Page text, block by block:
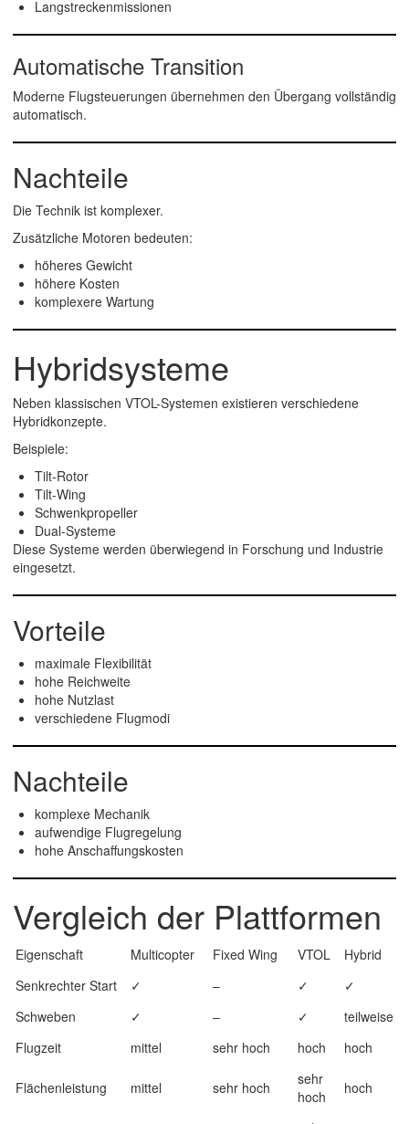
Langstreckenmissionen
Automatische Transition
Moderne Flugsteuerungen übernehmen den Übergang vollständig
automatisch.
Nachteile
Die Technik ist komplexer.
Zusätzliche Motoren bedeuten:
höheres Gewicht
höhere Kosten
komplexere Wartung
Hybridsysteme
Neben klassischen VTOL-Systemen existieren verschiedene
Hybridkonzepte.
Beispiele:
Tilt-Rotor
Tilt-Wing
Schwenkpropeller
Dual-Systeme
Diese Systeme werden überwiegend in Forschung und Industrie
eingesetzt.
Vorteile
maximale Flexibilität
hohe Reichweite
hohe Nutzlast
verschiedene Flugmodi
Nachteile
komplexe Mechanik
aufwendige Flugregelung
hohe Anschaffungskosten
Vergleich der Plattformen
Eigenschaft Multicopter Fixed Wing VTOL
Hybrid
Senkrechter Start
✓ – ✓
✓
Schweben
✓ – ✓
teilweise
Flugzeit
mittel sehr hoch hoch hoch
Flächenleistung mittel sehr hoch
sehr
hoch
hoch